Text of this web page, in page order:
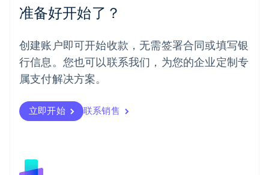
准备好开始了？
创建账户即可开始收款，无需签署合同或填写银
行信息。您也可以联系我们，为您的企业定制专
属支付解决方案。
立即开始 联系销售
挪威
葡萄牙
Português English
日本
日本語English
瑞典
瑞士
DeutschFrançais
斯洛伐克
English